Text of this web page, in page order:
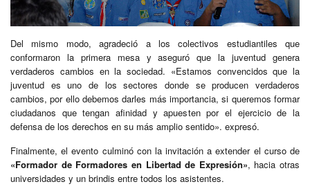
Del mismo modo, agradeció a los colectivos estudiantiles que
conformaron la primera mesa y aseguró que la juventud genera
verdaderos cambios en la sociedad. «Estamos convencidos que la
juventud es uno de los sectores donde se producen verdaderos
cambios, por ello debemos darles más importancia, si queremos formar
ciudadanos que tengan afinidad y apuesten por el ejercicio de la
defensa de los derechos en su más amplio sentido». expresó.
Finalmente, el evento culminó con la invitación a extender el curso de
«Formador de Formadores en Libertad de Expresión», hacia otras
universidades y un brindis entre todos los asistentes.